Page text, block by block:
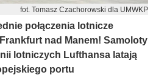
fot. Tomasz Czachorowski dla UMWKP
połączenia lotnicze
nad Manem! Samoloty
lotniczych Lufthansa latają
portu